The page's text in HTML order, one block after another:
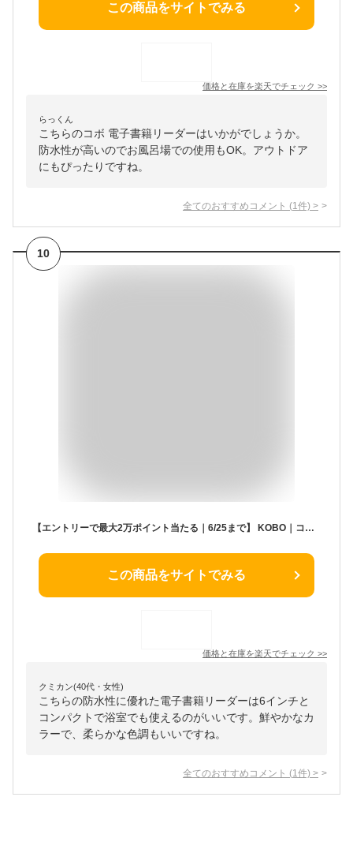
この商品をサイトでみる
価格と在庫を楽天でチェック >>
らっくん
こちらのコボ 電子書籍リーダーはいかがでしょうか。
防水性が高いのでお風呂場での使用もOK。アウトドア
にもぴったりですね。
全てのおすすめコメント (1 件) >
10
【エントリーで最大2万ポイント当たる｜6/25まで】 KOBO｜コボ 電子書籍リーダー Kobo Clara Colour ブラック N367-KJ-BK-S-CK [6インチ /防水]
この商品をサイトでみる
価格と在庫を楽天でチェック >>
クミカン(40代・女性)
こちらの防水性に優れた電子書籍リーダーは6インチと
コンパクトで浴室でも使えるのがいいです。鮮やかなカ
ラーで、柔らかな色調もいいですね。
全てのおすすめコメント (1 件) >